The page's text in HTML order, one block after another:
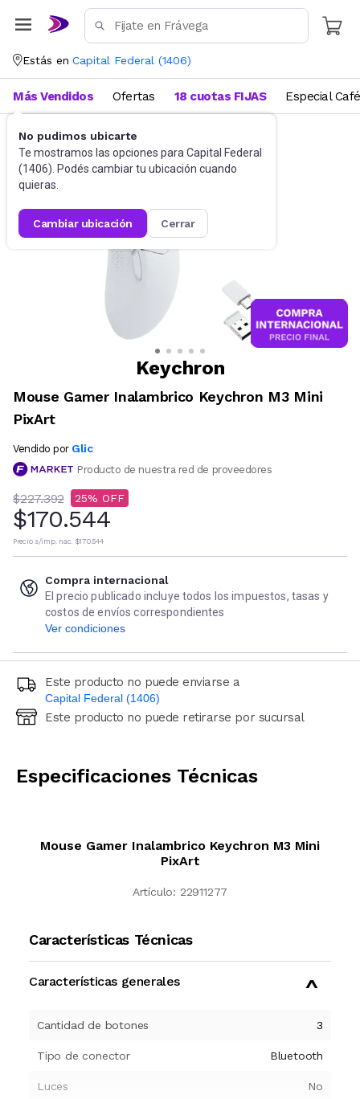
Estás en Capital Federal (1406)
No pudimos ubicarte
Te mostramos las opciones para Capital Federal
(1406). Podés cambiar tu ubicación cuando
quieras.
cambiar ubicación cerrar
Más Vendidos Ofertas 18 cuotas FIJAS Especial Café
Gaming PC Mouses
Keychron
Mouse Gamer Inalambrico Keychron M3 Mini
PixArt
Vendido por Glic
Producto de nuestra red de proveedores
$227.392 25
$170.544
Precio s/imp. nac. $170.544
Compra internacional
El precio publicado incluye todos los impuestos, tasas y
costos de envíos correspondientes
Ver condiciones
Este producto no puede enviarse a
Capital Federal (1406)
Ingresá código postal (sólo números)
Este producto no puede retirarse por sucursal
Especificaciones Técnicas
Mouse Gamer Inalambrico Keychron M3 Mini
PixArt
Artículo: 22911277
Características Técnicas
Características generales
Cantidad de botones 3
Tipo de conector Bluetooth
Luces No